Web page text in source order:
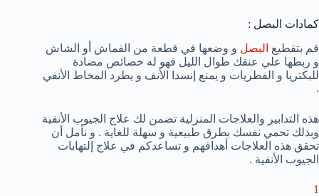
كمادات البصل :
قم بتقطيع البصل و وضعها في قطعة من القماش أو الشاش
و ربطها علي عنقك طوال الليل فهو له خصائص مضادة
للبكتريا و الفطريات و يمنع إنسدا الأنف و يطرد المخاط الأنفي
.
هذه التدابير والعلاجات المنزلية تضمن لك علاج الجيوب الأنفية
وبذلك تحمي نفسك بطرق طبيعية و سهلة للغاية . و نأمل أن
تحقق هذه العلاجات أهدافهم و تساعدكم في علاج إلتهابات
الجيوب الأنفية .
1